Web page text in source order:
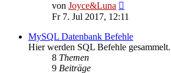
von Joyce&Luna
Beitrag
Fr 7. Jul 2017, 12:11
MySQL Datenbank Befehle
Hier werden SQL Befehle gesammelt.
8 Themen
9 Beiträge